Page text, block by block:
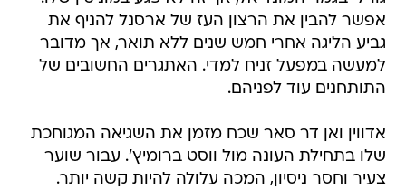
אפשר להבין את הרצון העז של ארסנל להניף את
גביע הליגה אחרי חמש שנים ללא תואר, אך מדובר
למעשה במפעל זניח למדי. האתגרים החשובים של
התותחנים עוד לפניהם.
אדווין ואן דר סאר שכח מזמן את השגיאה המגוחכת
שלו בתחילת העונה מול ווסט ברומיץ'. עבור שוער
צעיר וחסר ניסיון, המכה עלולה להיות קשה יותר.